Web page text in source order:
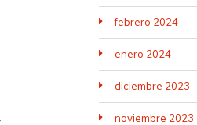
febrero 2024
enero 2024
diciembre 2023
noviembre 2023